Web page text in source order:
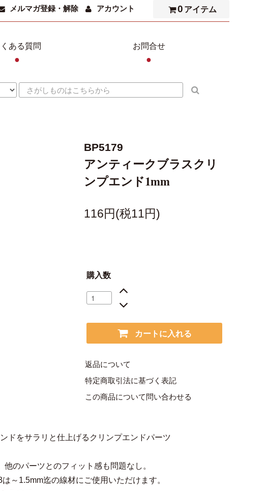
メルマガ登録・解除 アカウント 0 アイテム
ある質問
●
お問合せ
●
BP5179
アンティークブラスクリ
ンプエンド1mm
116円(税11円)
購入数
カートに入れる
返品について
特定商取引法に基づく表記
この商品について問い合わせる
ドをサラリと仕上げるクリンプエンドパーツ
のパーツとのフィット感も問題なし。
～1.5mm迄の線材にご使用いただけます。